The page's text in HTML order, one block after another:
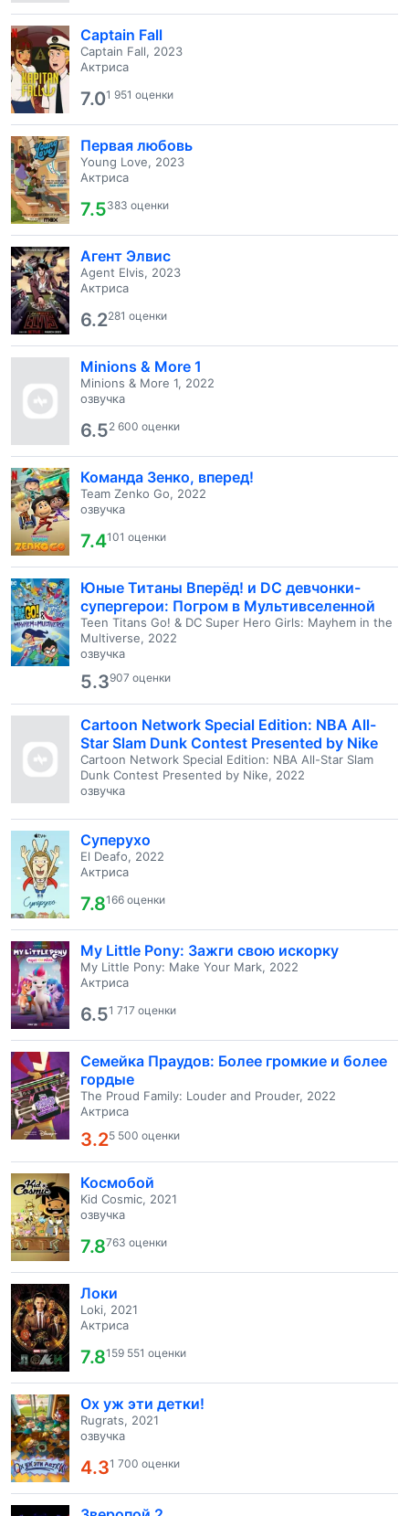
Captain Fall
Captain Fall, 2023
Актриса
7.01 951 оценки
Первая любовь
Young Love, 2023
Актриса
7.5383 оценки
Агент Элвис
Agent Elvis, 2023
Актриса
6.2281 оценки
Minions & More 1
Minions & More 1, 2022
озвучка
6.52 600 оценки
Команда Зенко, вперед!
Team Zenko Go, 2022
озвучка
7.4101 оценки
Юные Титаны Вперёд! и DC девчонки-
супергерои: Погром в Мультивселенной
Teen Titans Go! & DC Super Hero Girls: Mayhem in the
Multiverse, 2022
озвучка
5.3907 оценки
Cartoon Network Special Edition: NBA All-
Star Slam Dunk Contest Presented by Nike
Cartoon Network Special Edition: NBA All-Star Slam
Dunk Contest Presented by Nike, 2022
озвучка
Суперухо
El Deafo, 2022
Актриса
7.8166 оценки
My Little Pony: Зажги свою искорку
My Little Pony: Make Your Mark, 2022
Актриса
6.51 717 оценки
Семейка Праудов: Более громкие и более
гордые
The Proud Family: Louder and Prouder, 2022
Актриса
3.25 500 оценки
Космобой
Kid Cosmic, 2021
озвучка
7.8763 оценки
Локи
Loki, 2021
Актриса
7.8159 551 оценки
Ох уж эти детки!
Rugrats, 2021
озвучка
4.31 700 оценки